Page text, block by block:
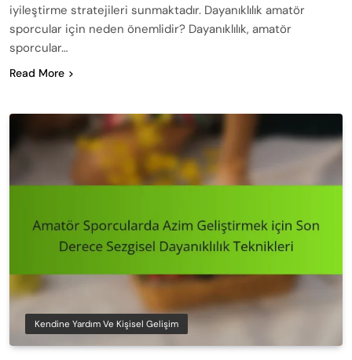
iyileştirme stratejileri sunmaktadır. Dayanıklılık amatör
sporcular için neden önemlidir? Dayanıklılık, amatör
sporcular…
Read More
Kendine Yardım Ve Kişisel Gelişim